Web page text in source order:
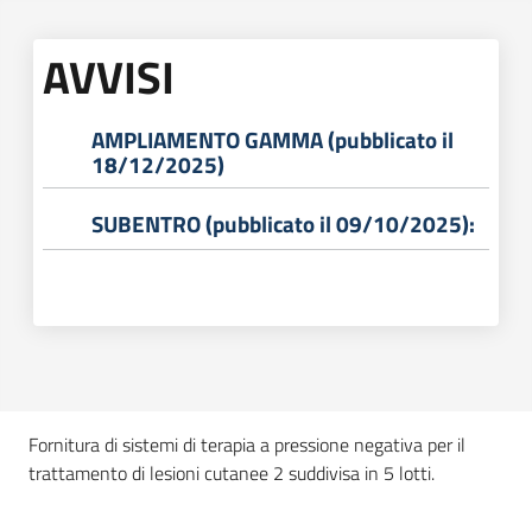
AVVISI
AMPLIAMENTO GAMMA (pubblicato il
18/12/2025)
SUBENTRO (pubblicato il 09/10/2025):
Fornitura di sistemi di terapia a pressione negativa per il
trattamento di lesioni cutanee 2 suddivisa in 5 lotti.